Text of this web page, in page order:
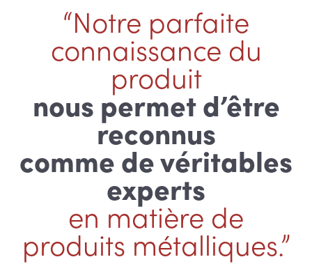
“Notre parfaite
connaissance du
produit
nous permet d’être
reconnus
comme de véritables
experts
en matière de
produits métalliques.”